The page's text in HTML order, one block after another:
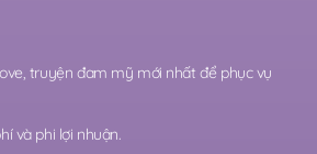
truyện đam mỹ mới nhất để phục vụ
và phi lợi nhuận.